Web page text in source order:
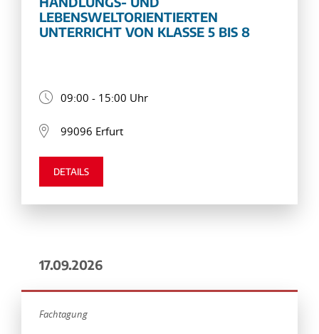
LEBENSWELTORIENTIERTEN
UNTERRICHT VON KLASSE 5 BIS 8
09:00 - 15:00 Uhr
99096 Erfurt
DETAILS
17.09.2026
Fachtagung